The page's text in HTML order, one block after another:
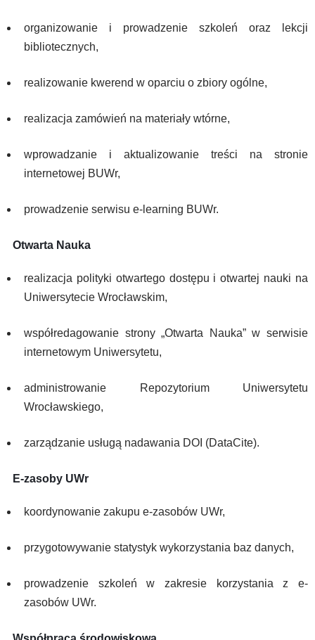
organizowanie i prowadzenie szkoleń oraz lekcji
bibliotecznych,
realizowanie kwerend w oparciu o zbiory ogólne,
realizacja zamówień na materiały wtórne,
wprowadzanie i aktualizowanie treści na stronie
internetowej BUWr,
prowadzenie serwisu e-learning BUWr.
Otwarta Nauka
realizacja polityki otwartego dostępu i otwartej nauki na
Uniwersytecie Wrocławskim,
współredagowanie strony „Otwarta Nauka” w serwisie
internetowym Uniwersytetu,
administrowanie Repozytorium Uniwersytetu
Wrocławskiego,
zarządzanie usługą nadawania DOI (DataCite).
E-zasoby UWr
koordynowanie zakupu e-zasobów UWr,
przygotowywanie statystyk wykorzystania baz danych,
prowadzenie szkoleń w zakresie korzystania z e-
zasobów UWr.